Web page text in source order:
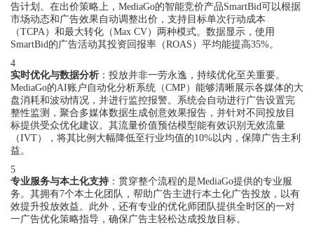
告计划。在出价策略上，MediaGo的智能竞价产品SmartBid可以根据
市场动态和广告效果自动调整出价，支持目标单次行动成本
（TCPA）和最大转化（Max CV）两种模式。数据显示，使用
SmartBid的广告活动其投资回报率（ROAS）平均能提高35%。
4
实时优化与数据分析 ：投放并非一劳永逸，持续优化至关重要。
MediaGo的AI账户自动化分析系统（CMP）能够清晰展示各媒体的大
盘消耗和波动情况，并进行监控报警。系统会自动进行广告设置完
整性监测，聚合多媒体数据生成创意效果报告，并针对不同投放目
标提供受众优化建议。其流量价值预估模型能有效识别无效流量
（IVT），将其比例大幅降低至行业均值的10%以内，保障广告主利
益。
5
专业服务与本土化支持 ：贯穿整个流程的是MediaGo提供的专业服
务。其拥有7个本土化团队，帮助广告主进行本土化广告投放，以有
效提升投放效益。此外，还有专业的优化师团队提供全时区的一对
一广告优化策略指导，确保广告主轻松达成投放目标。